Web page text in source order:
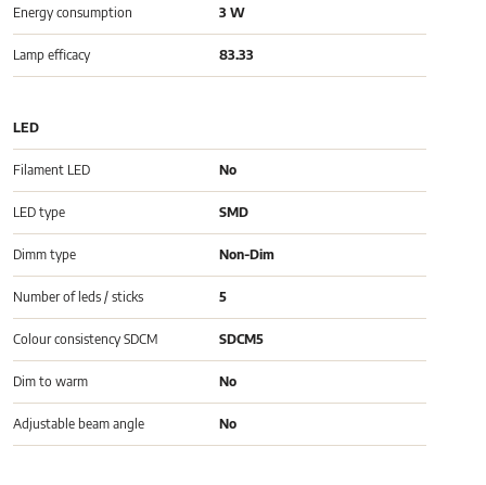
Energy consumption 3 W
Lamp efficacy 83.33
LED
Filament LED No
LED type SMD
Dimm type Non-Dim
Number of leds / sticks 5
Colour consistency SDCM SDCM5
Dim to warm No
Adjustable beam angle No